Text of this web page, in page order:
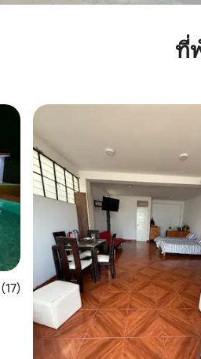
ที่
ฉลี่ย 4.94 จาก 5, 17 รีวิว